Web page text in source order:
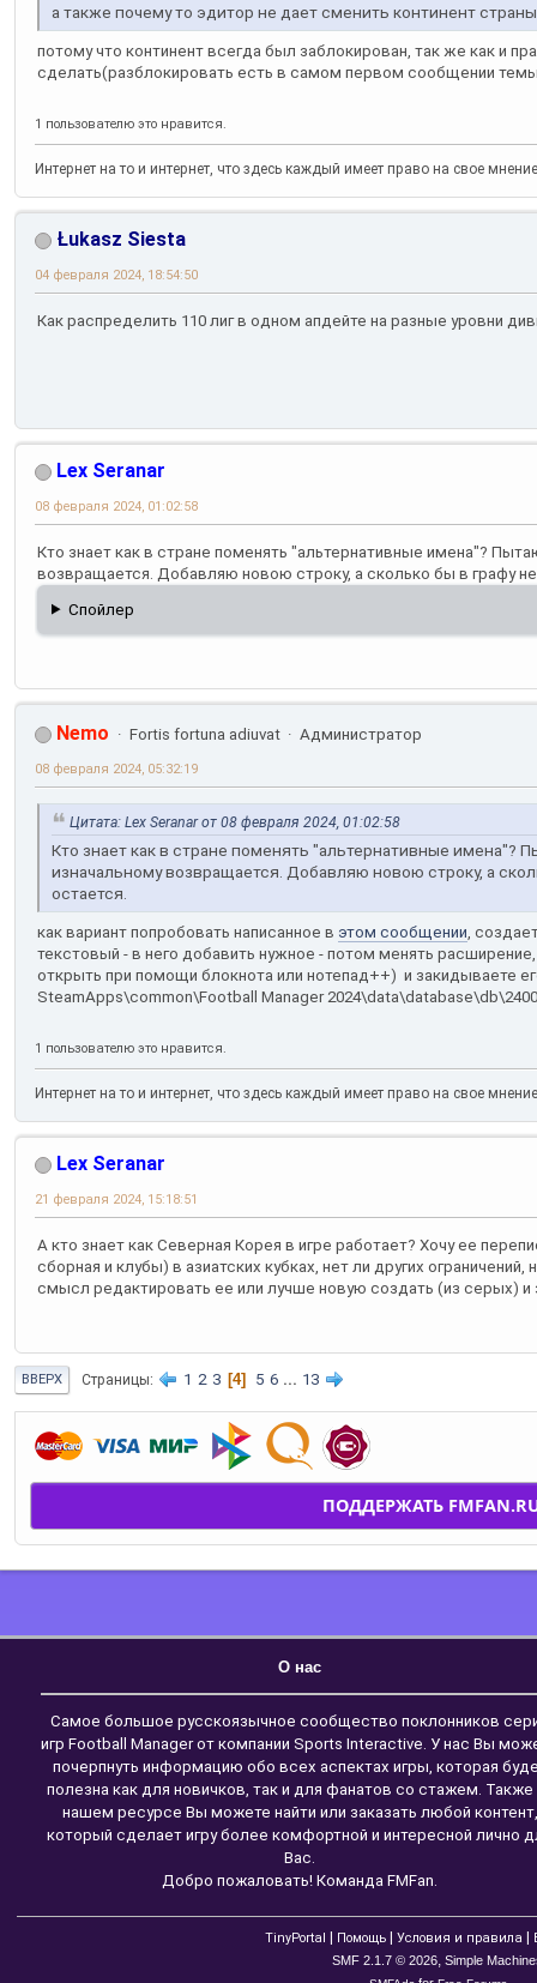
ПОДДЕРЖАТЬ
а также почему то эдитор не дает сменить континент
потому что континент всегда был заблокирован, так же как и
сделать(разблокировать есть в самом первом сообщении
1 пользователю это нравится.
Интернет на то и интернет, что здесь каждый имеет право на свое
Łukasz Siesta
04 февраля 2024, 18:54:50
Как распределить 110 лиг в одном апдейте на разные уровни
Lex Seranar
08 февраля 2024, 01:02:58
Кто знает как в стране поменять "альтернативные имена"?
возвращается. Добавляю новою строку, а сколько бы в графу не
Спойлер
Nemo Fortis fortuna adiuvat Администратор
08 февраля 2024, 05:32:19
Цитата: Lex Seranar от 08 февраля 2024, 01:02:58
Кто знает как в стране поменять "альтернативные имена"?
изначальному возвращается. Добавляю новою строку, а
остается.
как вариант попробовать написанное в этом сообщении ,
текстовый - в него добавить нужное - потом менять
открыть при помощи блокнота или нотепад++) и закидываете
SteamApps\common\Football Manager
1 пользователю это нравится.
Интернет на то и интернет, что здесь каждый имеет право на свое
Lex Seranar
21 февраля 2024, 15:18:51
А кто знает как Северная Корея в игре работает? Хочу ее
сборная и клубы) в азиатских кубках, нет ли других
смысл редактировать ее или лучше новую создать (из серых) и
ВВЕРХ Страницы 1 2 3 4 5 6 ... 13
О нас
Самое большое русскоязычное сообщество поклонников
игр Football Manager от компании Sports Interactive. У нас Вы
почерпнуть информацию обо всех аспектах игры, которая
полезна как для новичков, так и для фанатов со стажем. Также
нашем ресурсе Вы можете найти или заказать любой контент,
который сделает игру более комфортной и интересной лично
Вас.
Добро пожаловать! Команда FMFan.
TinyPortal Помощь Условия и правила
SMF 2.1.7 © 2026, Simple